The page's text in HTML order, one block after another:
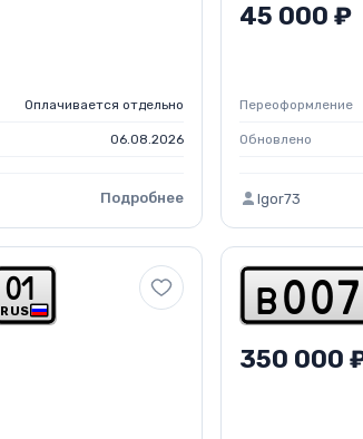
Оплачивается отдельно
06.08.2026
Подробнее
45 000 ₽
Переоформление
Обновлено
Igor73
RUS
01 b 0 0 7
350 000